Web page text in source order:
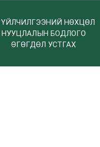
ҮЙЛЧИЛГЭЭНИЙ НӨХЦӨЛ
НУУЦЛАЛЫН БОДЛОГО
ӨГӨГДӨЛ УСТГАХ